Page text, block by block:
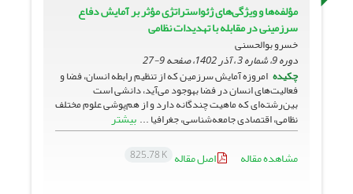
مؤلفه‌ها و ویژگی‌های ژئواستراتژی مؤثر بر آمایش دفاع
سرزمینی در مقابله با تهدیدات نظامی
خسرو بوالحسنی
دوره 9، شماره 3 ، آذر 1402، صفحه
9-27
چکیده امروزه آمایش سرزمین که از تنظیم رابطه انسان، فضا و
فعالیت‌های انسان در فضا به­وجود می‌آید، دانشی است
بین‌رشته‌ای که ماهیت چندگانه دارد و از هم‌پوشی علوم مختلف
نظامی، اقتصادی جامعه‌شناسی، جغرافیا ... بیشتر
مشاهده مقاله
اصل مقاله 825.78 K